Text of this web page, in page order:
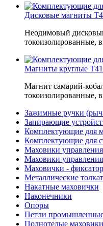
Дисковые магниты
Неодимовый
токоизолированные,
Магниты круглые
Магнит самарий-
токоизолированные,
Зажимные ручки
Запирающие
Комплектующие для
Комплектующие для
Маховики управления
Маховики
Маховички -
Металлические
Накатные маховички
Наконечники
Опоры
Петли
Полнотелые